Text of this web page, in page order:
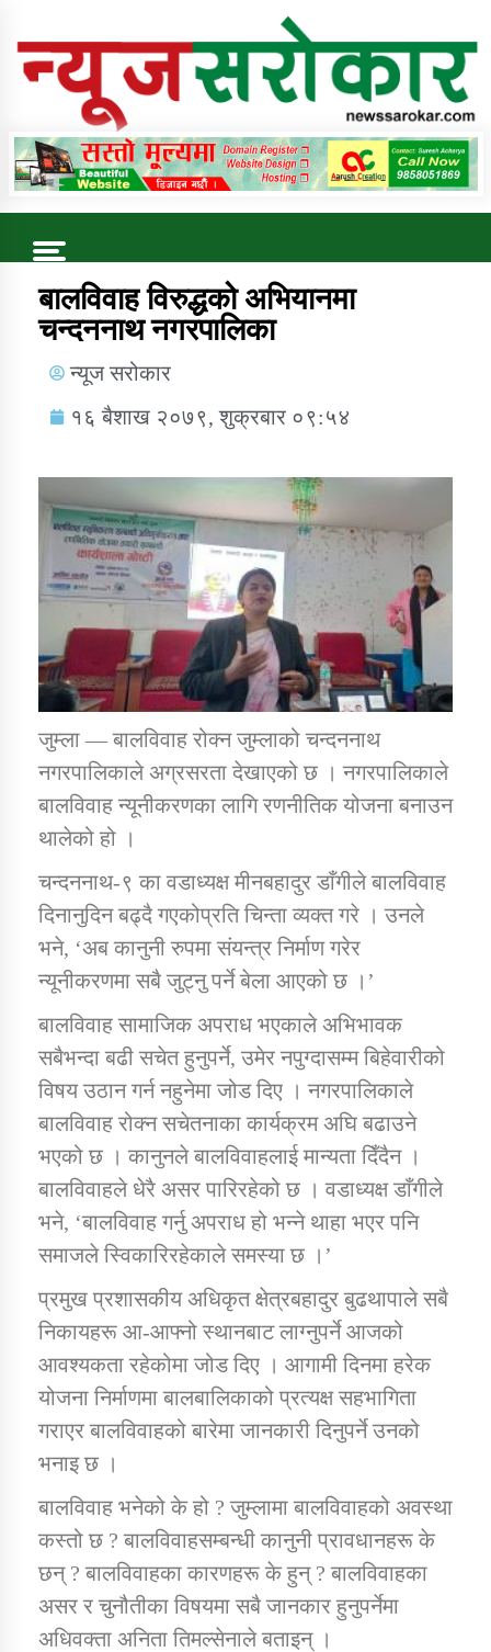
Online News Portal
Trending Now
कुषि बिकास कार्यालय जुम्ला सुचना सन्देश
डिभिजन कार्यालय जुम्लाको सुचना सन्देश
कर्णाली प्रविधि शिक्षालय जुम्लाको सुचना
सामाजिक बिकास कार्यालय जुम्लाकाे सुचना
कार्यक्रम कार्यान्वयन एकाई जुम्लाको सुचना
तातोपानी गाउँपालिका जुम्लाको महिला तथा लैङ्गिक हिंसा
तातोपानी गाउँपालिका जुम्लाको महिनावारी सम्बन्धिकाे
सन्देश
बालविवाह विरुद्धको अभियानमा
चन्दननाथ नगरपालिका
न्यूज सरोकार
१६ बैशाख २०७९, शुक्रबार ०९:५४
जुम्ला — बालविवाह रोक्न जुम्लाको चन्दननाथ
नगरपालिकाले अग्रसरता देखाएको छ । नगरपालिकाले
बालविवाह न्यूनीकरणका लागि रणनीतिक योजना बनाउन
थालेको हो ।
चन्दननाथ-९ का वडाध्यक्ष मीनबहादुर डाँगीले बालविवाह
दिनानुदिन बढ्दै गएकोप्रति चिन्ता व्यक्त गरे । उनले
भने, ‘अब कानुनी रुपमा संयन्त्र निर्माण गरेर
न्यूनीकरणमा सबै जुट्नु पर्ने बेला आएको छ ।’
बालविवाह सामाजिक अपराध भएकाले अभिभावक
सबैभन्दा बढी सचेत हुनुपर्ने, उमेर नपुग्दासम्म बिहेवारीको
विषय उठान गर्न नहुनेमा जोड दिए । नगरपालिकाले
बालविवाह रोक्न सचेतनाका कार्यक्रम अघि बढाउने
भएको छ । कानुनले बालविवाहलाई मान्यता दिँदैन ।
बालविवाहले धेरै असर पारिरहेको छ । वडाध्यक्ष डाँगीले
भने, ‘बालविवाह गर्नु अपराध हो भन्ने थाहा भएर पनि
समाजले स्विकारिरहेकाले समस्या छ ।’
प्रमुख प्रशासकीय अधिकृत क्षेत्रबहादुर बुढथापाले सबै
निकायहरू आ-आफ्नो स्थानबाट लाग्नुपर्ने आजको
आवश्यकता रहेकोमा जोड दिए । आगामी दिनमा हरेक
योजना निर्माणमा बालबालिकाको प्रत्यक्ष सहभागिता
गराएर बालविवाहको बारेमा जानकारी दिनुपर्ने उनको
भनाइ छ ।
बालविवाह भनेको के हो ? जुम्लामा बालविवाहको अवस्था
कस्तो छ ? बालविवाहसम्बन्धी कानुनी प्रावधानहरू के
छन् ? बालविवाहका कारणहरू के हुन् ? बालविवाहका
असर र चुनौतीका विषयमा सबै जानकार हुनुपर्नेमा
अधिवक्ता अनिता तिमल्सेनाले बताइन् ।